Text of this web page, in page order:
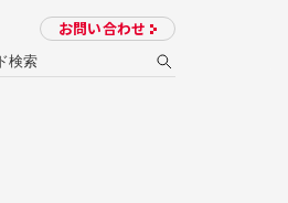
お問い合わせ